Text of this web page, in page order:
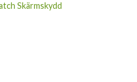
Skärmskydd